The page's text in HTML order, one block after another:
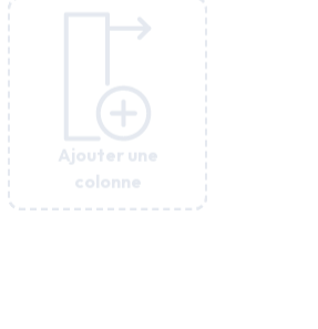
Ajouter une
colonne
Ajouter une
colonne
Ajouter une
colonne
Ajouter une
colonne
Ajouter une
colonne
Ajouter une
colonne